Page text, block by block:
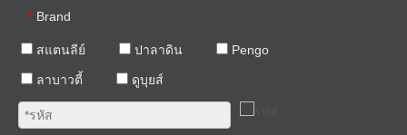
* Brand
สแตนลีย์ ปาลาดิน Pengo
ลาบาวตี้ ดูบุยส์